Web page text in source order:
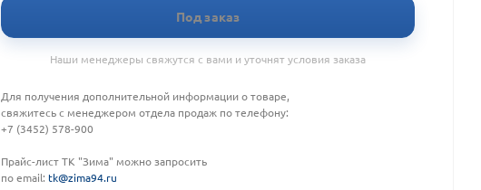
Под заказ
Наши менеджеры свяжутся с вами и уточнят условия заказа
Для получения дополнительной информации о товаре,
свяжитесь с менеджером отдела продаж по телефону:
+7 (3452) 578-900
Прайс-лист ТК "Зима" можно запросить
по email: tk@zima94.ru